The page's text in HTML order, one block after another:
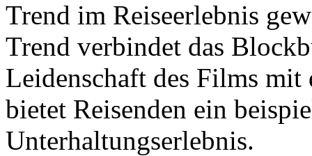
Trend im Reiseerlebnis
Trend verbindet das
Leidenschaft des Films
bietet Reisenden ein
Unterhaltungserlebnis.